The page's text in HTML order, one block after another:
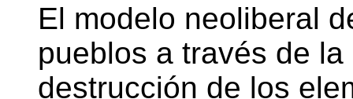
El modelo neoliberal
pueblos a través de
destrucción de los